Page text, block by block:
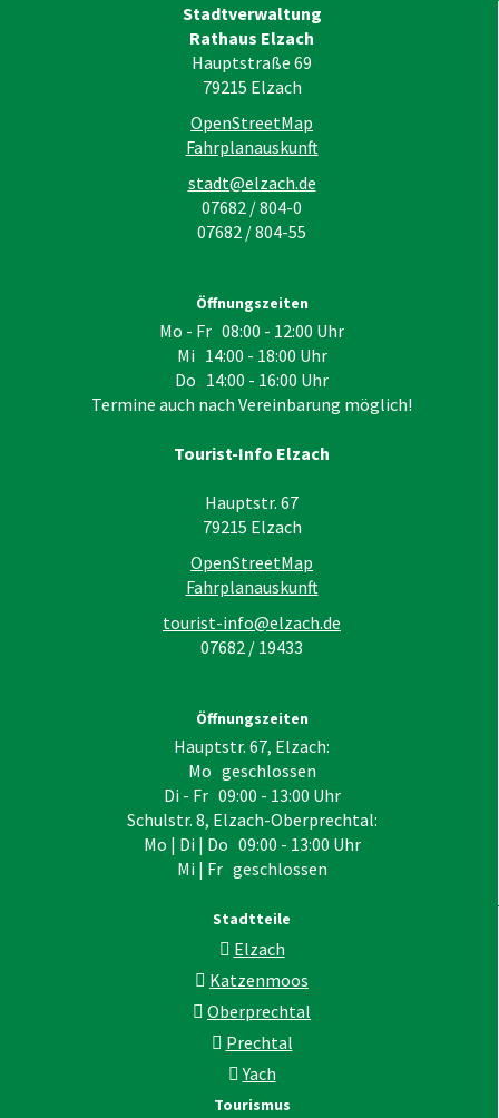
Stadtverwaltung
Rathaus Elzach
Hauptstraße 69
79215 Elzach
OpenStreetMap
Fahrplanauskunft
stadt@elzach.de
07682 / 804-0
07682 / 804-55
Öffnungszeiten
Mo - Fr 08:00 - 12:00 Uhr
Mi 14:00 - 18:00 Uhr
Do 14:00 - 16:00 Uhr
Termine auch nach Vereinbarung möglich!
Tourist-Info Elzach
Hauptstr. 67
79215 Elzach
OpenStreetMap
Fahrplanauskunft
tourist-info@elzach.de
07682 / 19433
Öffnungszeiten
Hauptstr. 67, Elzach:
Mo geschlossen
Di - Fr 09:00 - 13:00 Uhr
Schulstr. 8, Elzach-Oberprechtal:
Mo | Di | Do 09:00 - 13:00 Uhr
Mi | Fr geschlossen
Stadtteile
Elzach
Katzenmoos
Oberprechtal
Prechtal
Yach
Tourismus